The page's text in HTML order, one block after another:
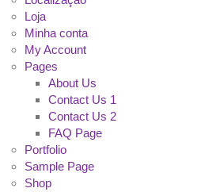
Loja
Minha conta
My Account
Pages
About Us
Contact Us 1
Contact Us 2
FAQ Page
Portfolio
Sample Page
Shop